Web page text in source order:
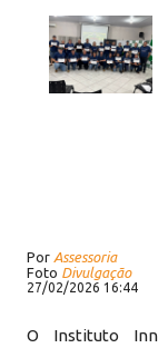
Por Assessoria
Foto Divulgação
27/02/2026 16:44
O Instituto